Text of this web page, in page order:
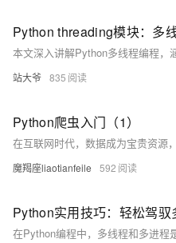
Python threading模块：多
站大爷 835
Python爬虫入门（1）
魔羯座liaotianfeile 592